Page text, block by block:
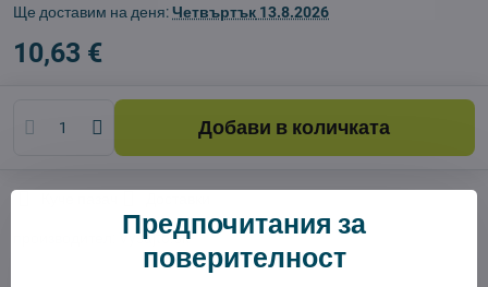
Ще доставим на деня:Четвъртък 13.8.2026
10,63 €
Добави в количката
Vysajto.sk
Предпочитания за
поверителност